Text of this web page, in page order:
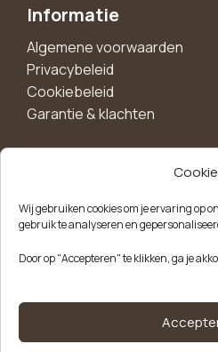
Wij gebruiken cookies om je ervaring op
gebruik te analyseren en
Door op "Accepteren" te klikken, ga je
Informatie
Algemene voorwaarden
Privacybeleid
Cookiebeleid
Garantie & klachten
korting!
aanbiedingen, nieuwe